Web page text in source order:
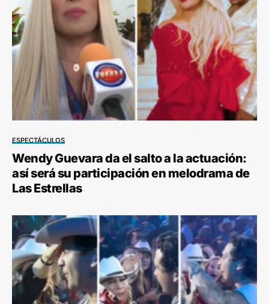
ESPECTÁCULOS
Wendy Guevara da el salto a la actuación:
así será su participación en melodrama de
Las Estrellas